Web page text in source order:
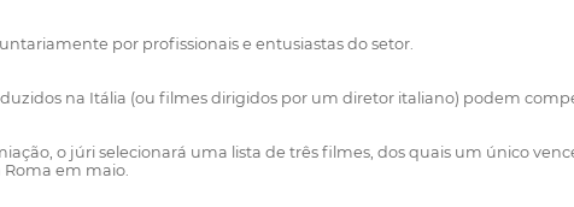
por profissionais e entusiastas do setor.
na Itália (ou filmes dirigidos por um diretor italiano) podem
o júri selecionará uma lista de três filmes, dos quais um único
em maio.